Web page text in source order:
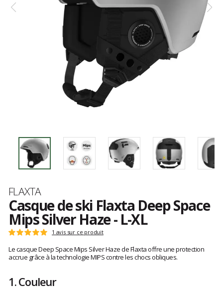
Marque
FLAXTA
Casque de ski Flaxta Deep Space
Mips Silver Haze - L-XL
Référence
FX901317013LXL
XL
Les
clients
Note
:
5
sur
1 avis sur ce produit
Le casque Deep Space Mips Silver Haze de Flaxta offre une protection
accrue grâce à la technologie MIPS contre les chocs obliques.
1.Couleur